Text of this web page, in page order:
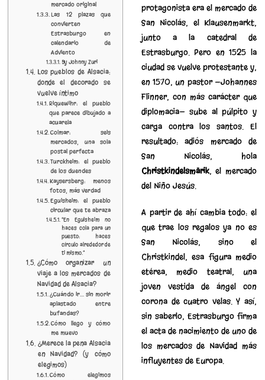
mercado original
Las 12 plazas que
convierten
Estrasburgo en
calendario de
Adviento
By Johnny Zuri
Los pueblos de Alsacia:
donde el decorado se
vuelve íntimo
Riquewihr: el pueblo
que parece dibujado a
acuarela
Colmar: seis
mercados, una sola
postal perfecta
Turckheim: el pueblo
de los duendes
Kaysersberg: menos
fotos, más verdad
Eguisheim: el pueblo
circular que te abraza
“En Eguisheim no
haces cola para un
puesto: haces
círculo alrededor de
ti mismo.”
¿Cómo organizar un
viaje a los mercados de
Navidad de Alsacia?
¿Cuándo ir… sin morir
aplastado entre
bufandas?
Cómo llego y cómo
me muevo
¿Merece la pena Alsacia
en Navidad? (y cómo
elegimos)
Cómo elegimos
protagonista era el mercado de
San Nicolás, el Klausenmarkt,
junto a la catedral de
Estrasburgo. Pero en 1525 la
ciudad se vuelve protestante y,
en 1570, un pastor —Johannes
Flinner, con más carácter que
diplomacia— sube al púlpito y
carga contra los santos. El
resultado: adiós mercado de
San Nicolás, hola
Christkindelsmärik, el mercado
del Niño Jesús.
A partir de ahí cambia todo: el
que trae los regalos ya no es
San Nicolás, sino el
Christkindel, esa figura medio
etérea, medio teatral, una
joven vestida de ángel con
corona de cuatro velas. Y así,
sin saberlo, Estrasburgo firma
el acta de nacimiento de uno de
los mercados de Navidad más
influyentes de Europa.